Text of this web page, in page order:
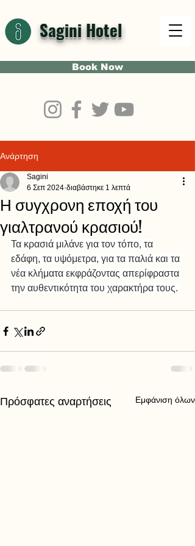
Book Now
Sagini Hotel
Ανάρτηση
Η συγχρονη εποχή του
γιαλτρανού κρασιού!
Sagini
6 Σεπ 2024 διαβάστηκε 1 λεπτά
Τα κρασιά μιλάνε για τον τόπο, τα
εδάφη, τα υψόμετρα, για τα παλιά και τα
νέα κλήματα εκφράζοντας απερίφραστα
την αυθεντικότητα του χαρακτήρα τους.
Πρόσφατες αναρτήσεις Εμφάνιση όλων